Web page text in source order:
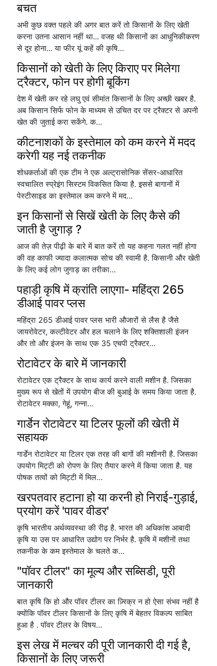
बचत
अभी कुछ वक्त पहले की अगर बात करें तो किसानों के लिए खेती
करना उतना आसान नहीं था... वजह थी किसानों का आधुनिकीकरण
से दूर होना... या फीर यूं कहें की कृषि…
किसानों को खेती के लिए किराए पर मिलेगा
ट्रैक्टर, फोन पर होगी बूकिंग
देश में खेती कर रहे लघु एवं सीमांत किसानों के लिए अच्छी खबर है.
अब किसान सिर्फ फोन के माध्यम से उचित दर पर ट्रैक्टर से अपनी
खेत की जुताई करा सकेंगे. क…
कीटनाशकों के इस्तेमाल को कम करने में मदद
करेगी यह नई तकनीक
शोधकर्ताओं की एक टीम ने एक अल्ट्रासोनिक सेंसर-आधारित
स्वचालित स्प्रेइंग सिस्टम विकसित किया है. इससे बागानों में
पेस्टीसाइड का इस्तेमाल कम करने में मद…
इन किसानों से सिखें खेती के लिए कैसे की
जाती है जुगाड़ ?
आज की तेज़ पीढ़ी के बारे में बात करें तो यह कहना गलत नहीं होगा
की वह काफी ज्यादा कलात्मक सोच की स्वामी है. किसानी और खेती
के लिए कई लोग जुगाड़ का तरीका…
पहाड़ी कृषि में क्रांति लाएगा- महिंद्रा 265
डीआई पावर प्लस
महिंद्रा 265 डीआई पावर प्लस भारी औजारों से लैस है जैसे
जायरोवेटर, कल्टीवेटर और हल चलाने के लिए शक्तिशाली इंजन
और तो और इंजन के साथ एक 35 एचपी ट्रैक्टर…
रोटावेटर के बारे में जानकारी
रोटावेटर एक ट्रैक्टर के साथ कार्य करने वाली मशीन है. जिसका
मुख्य रूप से खेतों में उपयोग बीज की बुआई के समय किया जाता है.
रोटावेटर मक्का, गेहूं, गन्ना…
गार्डेन रोटावेटर या टिलर फूलों की खेती में
सहायक
गार्डेन रोटावेटर या टिलर एक तरह की बागों की मशीनरी है. जिसका
उपयोग मिट्टी को रोपण के लिए तैयार करने में किया जाता है. यह
पोषक तत्वों को मिट्टी में मिल…
खरपतवार हटाना हो या करनी हो निराई-गुड़ाई,
प्रयोग करें 'पावर वीडर'
कृषि भारतीय अर्थव्यवस्था की रीढ़ है. भारत की अधिकांश आबादी
कृषि या उस पर आधारित उद्योग पर निर्भर है. कृषि में मशीनों तथा
तकनीक के कम इस्तेमाल के चलते क…
"पॉवर टीलर" का मूल्य और सब्सिडी, पूरी
जानकारी
बात कृषि कि हो और पॉवर टीलर का ज़्रिक्र न हो ऐसा संभव नहीं है
क्योंकि पॉवर टीलर किसानों के लिए कृषि में बेहतर विकल्प साबित
हुआ है . पॉवर टीलर के विषय…
इस लेख में मल्चर की पूरी जानकारी दी गई है,
किसानों के लिए जरूरी